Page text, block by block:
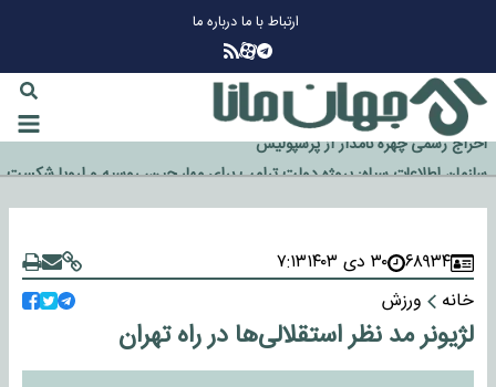
ارتباط با مادرباره ما
گزینه جدایی اوسمار روی میز مدیران پرسپولیس
آیا رئیس جمهور آمریکا قانون را دور می‌زند؟
اخراج رسمی چهره نامدار از پرسپولیس
سازمان اطلاعات سپاه: پروژه دولت ترامپ برای مهار چین، روسیه و اروپا شکست
خورد
۶۸۹۳۴ ۳۰ دی ۱۴۰۳
۷:۱۳
خانه
ورزش
لژیونر مد نظر استقلالی‌ها در راه تهران